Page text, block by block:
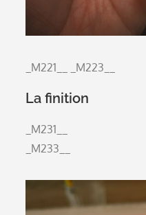
_M221__ _M223__
La finition
_M231__
_M233__